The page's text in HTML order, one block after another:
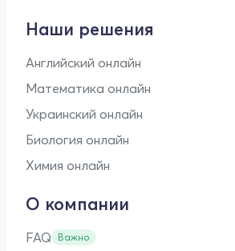
Наши решения
Английский онлайн
Математика онлайн
Украинский онлайн
Биология онлайн
Химия онлайн
О компании
FAQ Важно